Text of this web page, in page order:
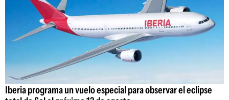
Iberia programa un vuelo especial para observar el eclipse